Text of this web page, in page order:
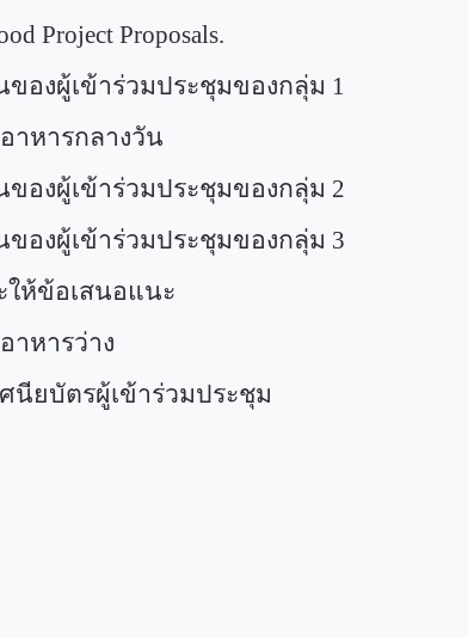
Project Proposals.
ผู้เข้าร่วมประชุมของกลุ่ม 1
ารกลางวัน
ผู้เข้าร่วมประชุมของกลุ่ม 2
ผู้เข้าร่วมประชุมของกลุ่ม 3
ข้อเสนอแนะ
ารว่าง
บัตรผู้เข้าร่วมประชุม